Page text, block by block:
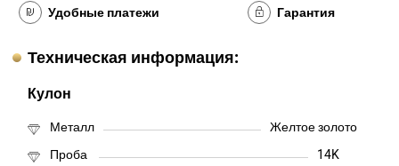
Удобные платежи Гарантия
Техническая информация:
Кулон
Металл
Желтое золото
Проба
14K